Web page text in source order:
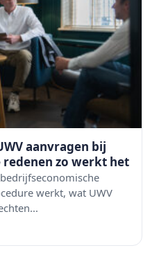
aanvragen bij
zo werkt het
werkt, wat UWV